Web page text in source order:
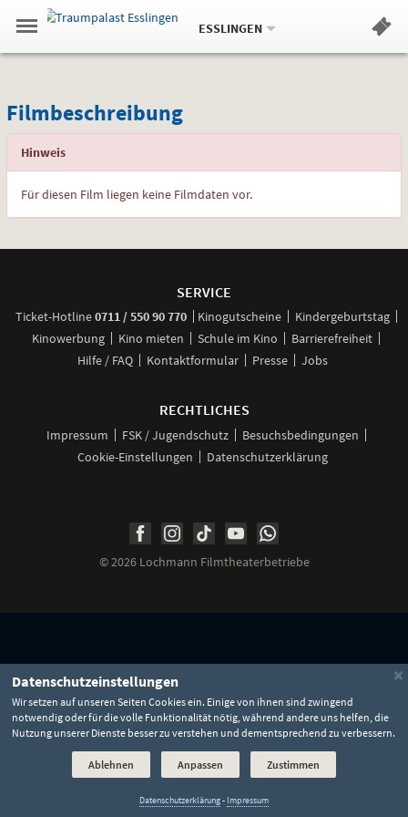
Springe
zum
,zum
.
Navigation
Gehe
zur
Standortauswahl
Standort:
ESSLINGEN.
Hinweis
Filmbeschreibung
Filmbeschreibung
Hinweis
Für diesen Film liegen keine Filmdaten vor.
SERVICE
Ticket-Hotline0711 / 550 90 770anrufen
Kinogutscheine
Kindergeburtstag
Kinowerbung
Kino mieten Schule im Kino
Barrierefreiheit
Hilfe / FAQ
Kontaktformular Presse Jobs
RECHTLICHES
Impressum FSK / Jugendschutz
Besuchsbedingungen
Cookie-Einstellungen
Datenschutzerklärung
Unsere
Seite
Facebook
Unsere
Seite
Instagram
Unsere
Seite
bei
TikTok
Unser
Kanal
YouTube
Unser
Kanal
bei
WhatsApp
©2026 Lochmann Filmtheaterbetriebe
×
Datenschutzeinstellungen
Wir setzen auf unseren Seiten Cookies ein. Einige von ihnen sind zwingend
notwendig oder für die volle Funktionalität nötig, während andere uns helfen, die
Nutzung unserer Dienste besser zu verstehen und dementsprechend zu verbessern.
Ablehnen Anpassen Zustimmen
Datenschutzerklärung- Impressum